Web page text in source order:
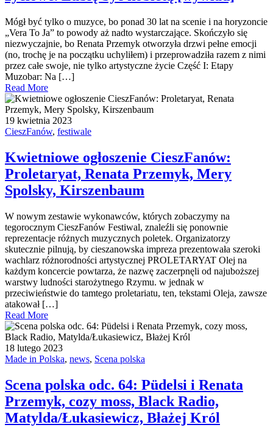
Mógł być tylko o muzyce, bo ponad 30 lat na scenie i na horyzoncie
„Vera To Ja” to powody aż nadto wystarczające. Skończyło się
niezwyczajnie, bo Renata Przemyk otworzyła drzwi pełne emocji
(no, trochę je na początku uchyliłem) i przeprowadziła razem z nimi
przez całe swoje, nie tylko artystyczne życie Część I: Etapy
Muzobar: Na […]
Read More
19 kwietnia 2023
CieszFanów, festiwale
Kwietniowe ogłoszenie CieszFanów:
Proletaryat, Renata Przemyk, Mery
Spolsky, Kirszenbaum
W nowym zestawie wykonawców, których zobaczymy na
tegorocznym CieszFanów Festiwal, znaleźli się ponownie
reprezentacje różnych muzycznych poletek. Organizatorzy
skutecznie pilnują, by cieszanowska impreza prezentowała szeroki
wachlarz różnorodności artystycznej PROLETARYAT Olej na
każdym koncercie powtarza, że nazwę zaczerpnęli od najuboższej
warstwy ludności starożytnego Rzymu. w jednak w
przeciwieństwie do tamtego proletariatu, ten, tekstami Oleja, zawsze
atakował […]
Read More
18 lutego 2023
Made in Polska, news, Scena polska
Scena polska odc. 64: Püdelsi i Renata
Przemyk, cozy moss, Black Radio,
Matylda/Łukasiewicz, Błażej Król